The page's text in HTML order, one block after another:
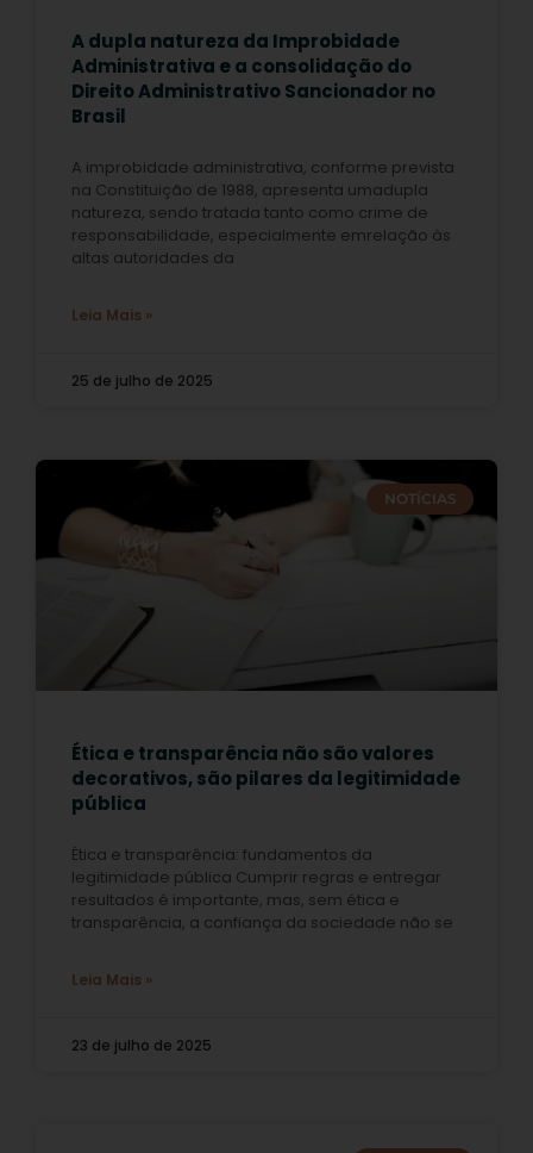
A dupla natureza da Improbidade
Administrativa e a consolidação do
Direito Administrativo Sancionador no
Brasil
A improbidade administrativa, conforme prevista
na Constituição de 1988, apresenta umadupla
natureza, sendo tratada tanto como crime de
responsabilidade, especialmente emrelação às
altas autoridades da
Leia Mais »
25 de julho de 2025
NOTÍCIAS
Ética e transparência não são valores
decorativos, são pilares da legitimidade
pública
Ética e transparência: fundamentos da
legitimidade pública Cumprir regras e entregar
resultados é importante, mas, sem ética e
transparência, a confiança da sociedade não se
Leia Mais »
23 de julho de 2025